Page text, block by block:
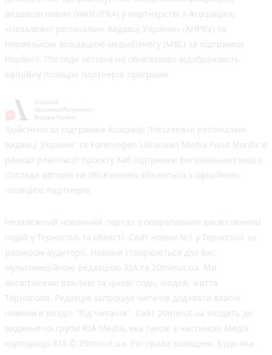
видавців новин (WAN-IFRA) у партнерстві з Асоціацією
«Незалежні регіональні видавці України» (АНРВУ) та
Норвезькою асоціацією медіабізнесу (MBL) за підтримки
Норвегії. Погляди авторів не обов’язково відображають
офіційну позицію партнерів програми.
Здійснено за підтримки Асоціації “Незалежні регіональні
видавці України” та Foreningen Ukrainian Media Fund Nordic в
рамках реалізації проєкту Хаб підтримки регіональних медіа.
Погляди авторів не обов'язково збігаються з офіційною
позицією партнерів
Незалежний новинний портал з оперативним висвітленням
подій у Тернополі та області. Сайт новин №1 у Тернополі за
розміром аудиторії. Новини створюються для Вас
мультимедійною редакцією RIA та 20minut.ua. Ми
висвітлюємо важливі та цікаві події, людей, життя
Тернополя. Редакція запрошує читачів додавати власні
новини в розділ "Від читачів". Сайт 20minut.ua входить до
видавничої групи RIA Media, яка також є частиною Медіа
корпорації RIA © 20minut.ua. Усі права захищені. Будь-яка